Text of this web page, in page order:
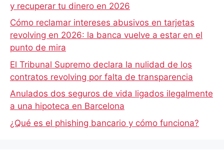
y recuperar tu dinero en 2026
Cómo reclamar intereses abusivos en tarjetas
revolving en 2026: la banca vuelve a estar en el
punto de mira
El Tribunal Supremo declara la nulidad de los
contratos revolving por falta de transparencia
Anulados dos seguros de vida ligados ilegalmente
a una hipoteca en Barcelona
¿Qué es el phishing bancario y cómo funciona?